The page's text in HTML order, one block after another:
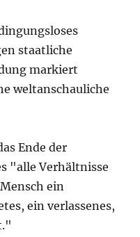
staatliche
markiert
weltanschauliche
Ende der
"alle Verhältnisse
ein
ein verlassenes,